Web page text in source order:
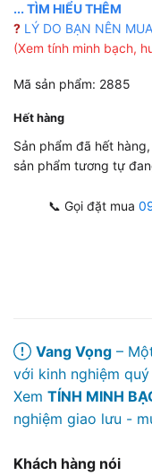
... TÌM HIỂU THÊM
? LÝ DO BẠN NÊN
(Xem tính minh bạch,
Mã sản phẩm: 2885
Hết hàng
Sản phẩm đã hết
sản phẩm tương tự
📞 Gọi đặt mua
Vang Vọng –
với kinh nghiệm
Xem TÍNH MINH
nghiệm giao lưu -
Khách hàng nói